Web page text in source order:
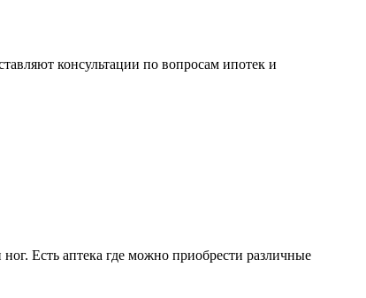
консультации по вопросам ипотек и
Есть аптека где можно приобрести различные